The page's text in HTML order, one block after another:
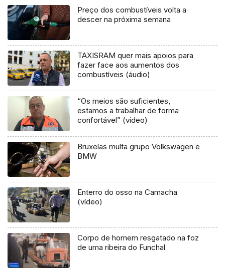
Preço dos combustíveis volta a
descer na próxima semana
TAXISRAM quer mais apoios para
fazer face aos aumentos dos
combustíveis (áudio)
“Os meios são suficientes,
estamos a trabalhar de forma
confortável” (vídeo)
Bruxelas multa grupo Volkswagen e
BMW
Enterro do osso na Camacha
(vídeo)
Corpo de homem resgatado na foz
de uma ribeira do Funchal